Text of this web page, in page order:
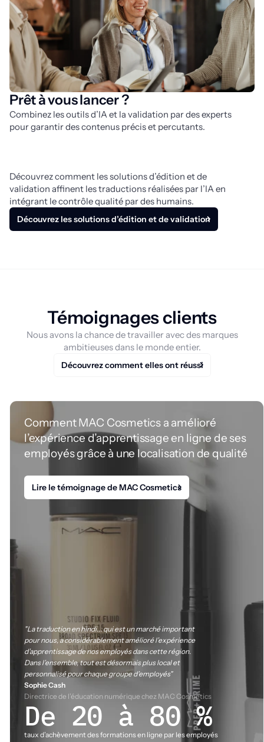
Prêt à vous lancer ?
Combinez les outils d’IA et la validation par des experts
pour garantir des contenus précis et percutants.
Découvrez comment les solutions d’édition et de
validation affinent les traductions réalisées par l’IA en
intégrant le contrôle qualité par des humains.
Découvrez les solutions d’édition et de validation
Témoignages clients
Nous avons la chance de travailler avec des marques
ambitieuses dans le monde entier.
Découvrez comment elles ont réussi
Comment MAC Cosmetics a amélioré
l’expérience d’apprentissage en ligne de ses
employés grâce à une localisation de qualité
Lire le témoignage de MAC Cosmetics
"La traduction en hindi... qui est un marché important
pour nous, a considérablement amélioré l’expérience
d’apprentissage de nos employés dans cette région.
Dans l’ensemble, tout est désormais plus local et
personnalisé pour chaque groupe d’employés"
Sophie Cash
Directrice de l’éducation numérique chez MAC Cosmetics
De 20 à 80 %
taux d’achèvement des formations en ligne par les employés